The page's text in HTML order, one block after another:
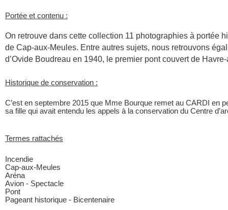
Portée et contenu :
On retrouve dans cette collection 11 photographies à portée
de Cap-aux-Meules. Entre autres sujets, nous retrouvons
d’Ovide Boudreau en 1940, le premier pont couvert de
Historique de conservation :
C’est en septembre 2015 que Mme Bourque remet au CARDI en
sa fille qui avait entendu les appels à la conservation du Centre
Termes rattachés
Incendie
Cap-aux-Meules
Aréna
Avion - Spectacle
Pont
Pageant historique - Bicentenaire